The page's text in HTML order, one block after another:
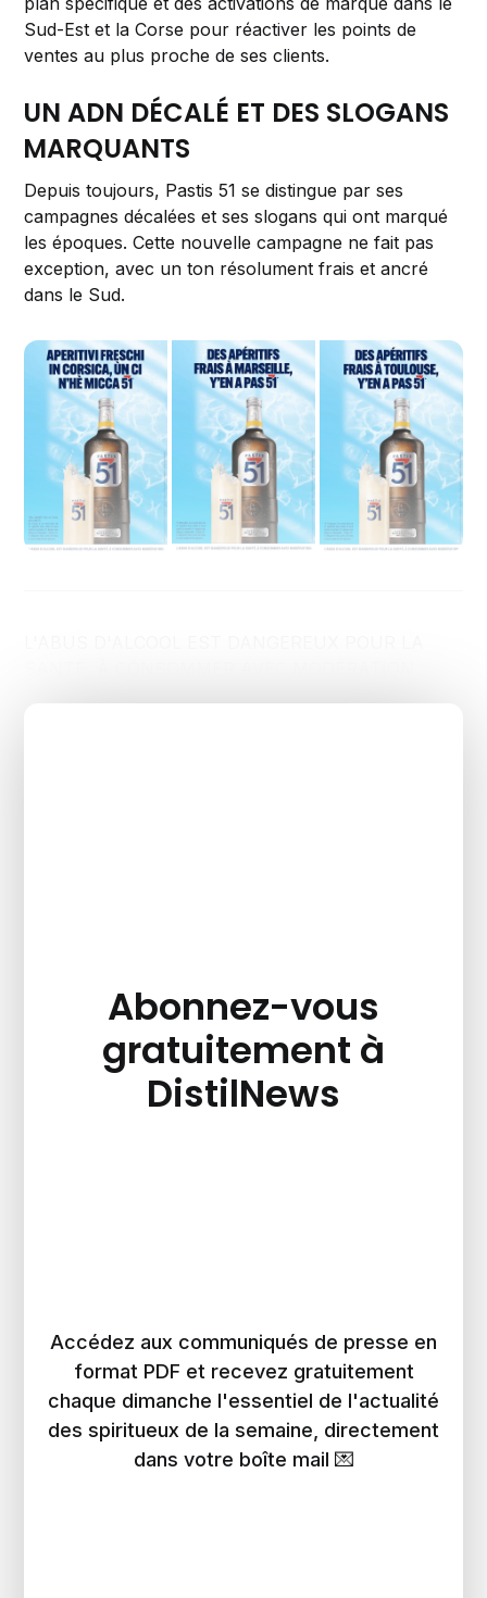
Sud-Est et la Corse pour réactiver les points de
ventes au plus proche de ses clients.
UN ADN DÉCALÉ ET DES SLOGANS
MARQUANTS
Depuis toujours, Pastis 51 se distingue par ses
campagnes décalées et ses slogans qui ont marqué
les époques. Cette nouvelle campagne ne fait pas
exception, avec un ton résolument frais et ancré
dans le Sud.
Abonnez-vous
gratuitement à
DistilNews
Accédez aux communiqués de presse en
format PDF et recevez gratuitement
chaque dimanche l'essentiel de l'actualité
des spiritueux de la semaine, directement
dans votre boîte mail 💌